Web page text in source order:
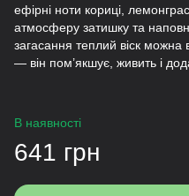
ефірні ноти кориці,
атмосферу затишку та
загасання теплий віск
— він пом’якшує, живить і
В наявності
641 грн